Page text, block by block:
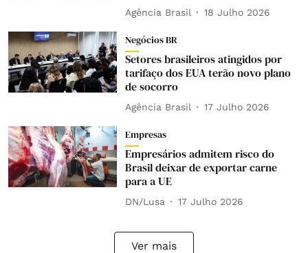
Agência Brasil 18 Julho 2026
Negócios BR
Setores brasileiros atingidos por
tarifaço dos EUA terão novo plano
de socorro
Agência Brasil 17 Julho 2026
Empresas
Empresários admitem risco do
Brasil deixar de exportar carne
para a UE
DN/Lusa 17 Julho 2026
Ver mais